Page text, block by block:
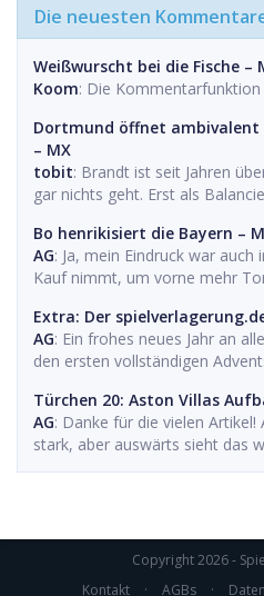
Die neuesten
Weißwurscht bei die Fische –
Koom: Die
Dortmund öffnet ambivalent
– MX
tobit: Brandt ist seit Jahren
gar nichts geht. Erst als
Bo henrikisiert die Bayern –
AG: Ja, mein Eindruck war
Kauf nimmt, um vorne mehr
Extra: Der
AG: Ein frohes neues Jahr an
den ersten vollständigen
Türchen 20: Aston Villas
AG: Danke für die vielen
stark, aber auswärts sieht das
Copyright 2026 -
Kontakt
· AGBs ·